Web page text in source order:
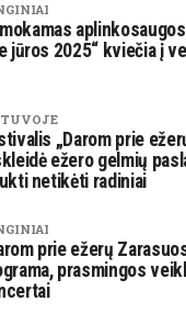
jūros 2025“ kviečia į
„Darom prie
ežero gelmių
netikėti radiniai
prie ežerų
prasmingos